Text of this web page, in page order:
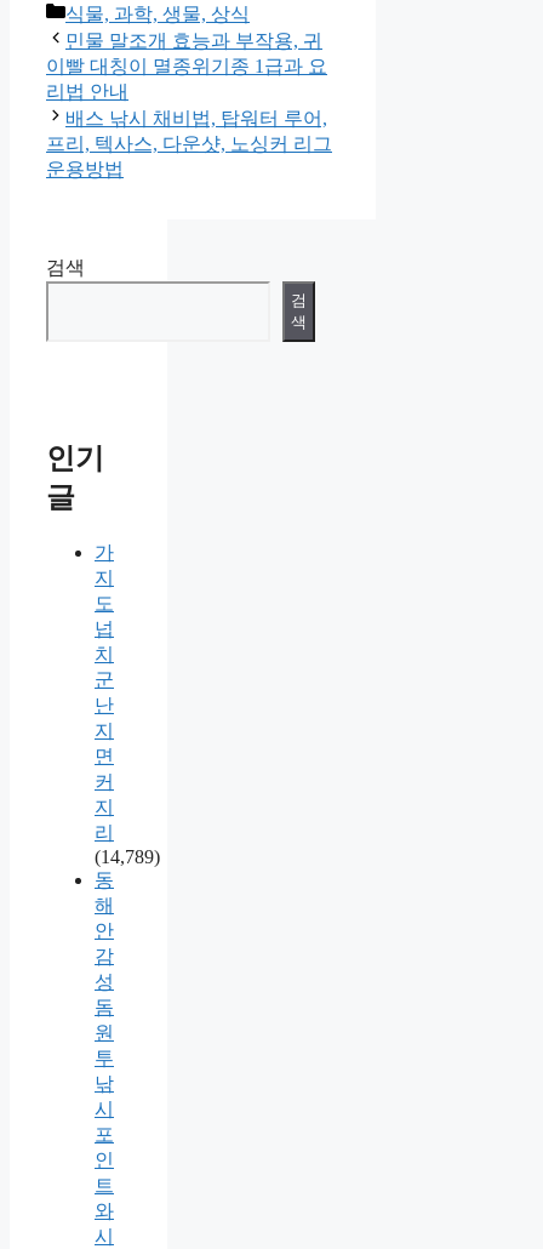
카
테
고
리
식물, 과학, 생물, 상식
민물 말조개 효능과 부작용, 귀
이빨 대칭이 멸종위기종 1급과 요
리법 안내
배스 낚시 채비법, 탑워터 루어,
프리, 텍사스, 다운샷, 노싱커 리그
운용방법
검색
검
색
인기
글
가
지
도
넙
치
군
난
지
면
커
지
리
(14,789)
동
해
안
감
성
돔
원
투
낚
시
포
인
트
와
시